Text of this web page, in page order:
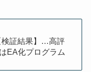
検証結果】…高評
EA化プログラム